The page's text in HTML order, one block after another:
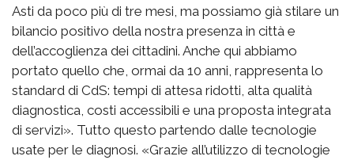
Asti da poco più di tre mesi, ma possiamo già stilare un
bilancio positivo della nostra presenza in città e
dell’accoglienza dei cittadini. Anche qui abbiamo
portato quello che, ormai da 10 anni, rappresenta lo
standard di CdS: tempi di attesa ridotti, alta qualità
diagnostica, costi accessibili e una proposta integrata
di servizi». Tutto questo partendo dalle tecnologie
usate per le diagnosi. «Grazie all’utilizzo di tecnologie